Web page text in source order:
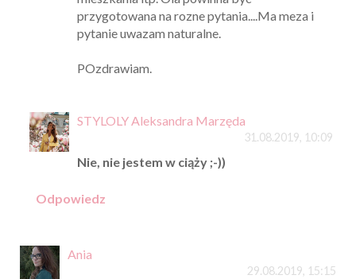
przygotowana na rozne pytania....Ma meza i
pytanie uwazam naturalne.
POzdrawiam.
STYLOLY Aleksandra Marzęda
31.08.2019, 10:09
Nie, nie jestem w ciąży ;-))
Odpowiedz
Ania
29.08.2019, 15:15